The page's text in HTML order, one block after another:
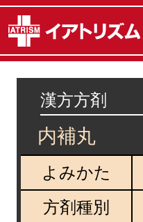
漢方方剤
内補丸
よみかた
方剤種別